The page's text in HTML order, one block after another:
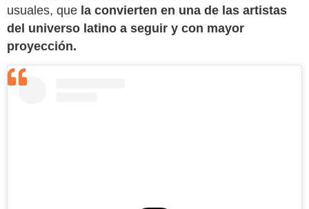
usuales, que la convierten en una de las artistas
del universo latino a seguir y con mayor
proyección.